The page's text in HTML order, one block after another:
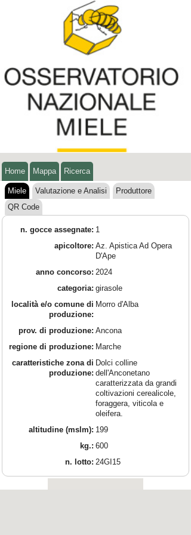
Home Mappa Ricerca
Miele Valutazione e Analisi
Produttore
QR Code
n. gocce assegnate: 1
apicoltore: Az. Apistica Ad Opera
D'Ape
anno concorso: 2024
categoria: girasole
località e/o comune di
produzione:
Morro d'Alba
prov. di produzione: Ancona
regione di produzione: Marche
caratteristiche zona di
produzione:
Dolci colline
dell'Anconetano
caratterizzata da grandi
coltivazioni cerealicole,
foraggera, viticola e
oleifera.
altitudine (mslm): 199
kg.: 600
n. lotto: 24GI15